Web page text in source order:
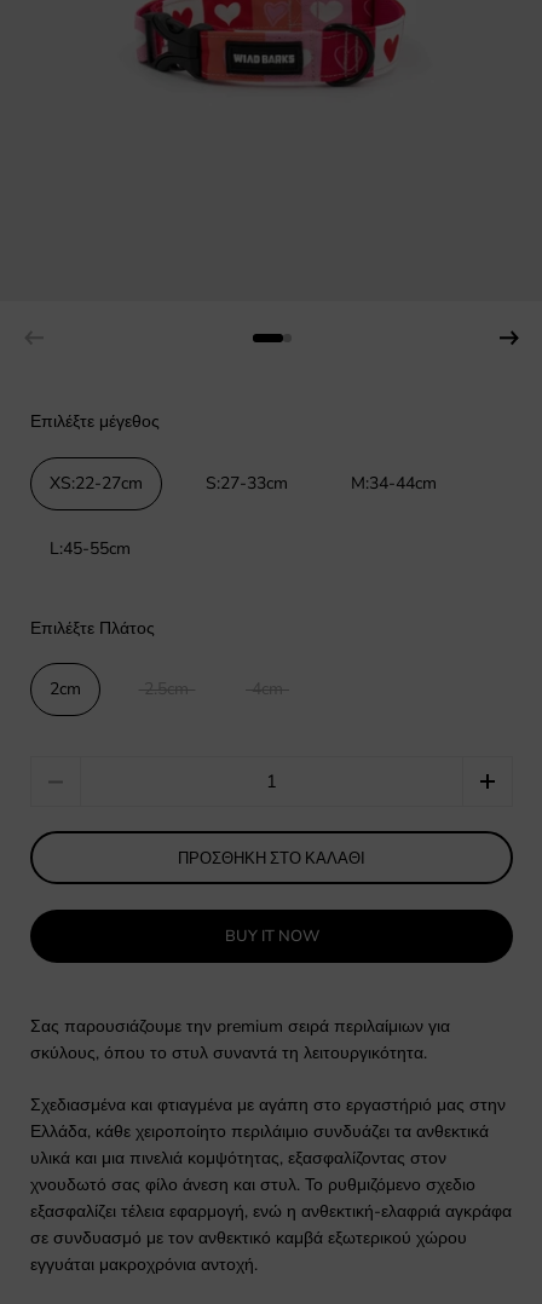
Επιλέξτε μέγεθος
XS:22-27cm S:27-33cm M:34-44cm
L:45-55cm
Επιλέξτε Πλάτος
2cm 2.5cm 4cm
ΠΡΟΣΘΉΚΗ ΣΤΟ ΚΑΛΆΘΙ
BUY IT NOW
Σας παρουσιάζουμε την premium σειρά περιλαίμιων για
σκύλους, όπου το στυλ συναντά τη λειτουργικότητα.
Σχεδιασμένα και φτιαγμένα με αγάπη στο εργαστήριό μας στην
Ελλάδα, κάθε χειροποίητο περιλάιμιο συνδυάζει τα ανθεκτικά
υλικά και μια πινελιά κομψότητας, εξασφαλίζοντας στον
χνουδωτό σας φίλο άνεση και στυλ. Το ρυθμιζόμενο σχεδιο
εξασφαλίζει τέλεια εφαρμογή, ενώ η ανθεκτική-ελαφριά αγκράφα
σε συνδυασμό με τον ανθεκτικό καμβά εξωτερικού χώρου
εγγυάται μακροχρόνια αντοχή.